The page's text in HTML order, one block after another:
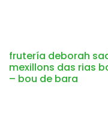
frutería deborah
mexillons das rias
– bou de bara